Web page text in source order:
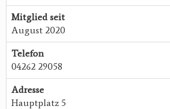
Mitglied seit
August 2020
Telefon
04262 29058
Adresse
Hauptplatz 5